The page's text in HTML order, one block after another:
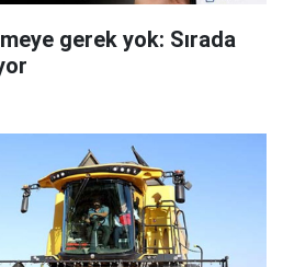
gerek yok: Sırada